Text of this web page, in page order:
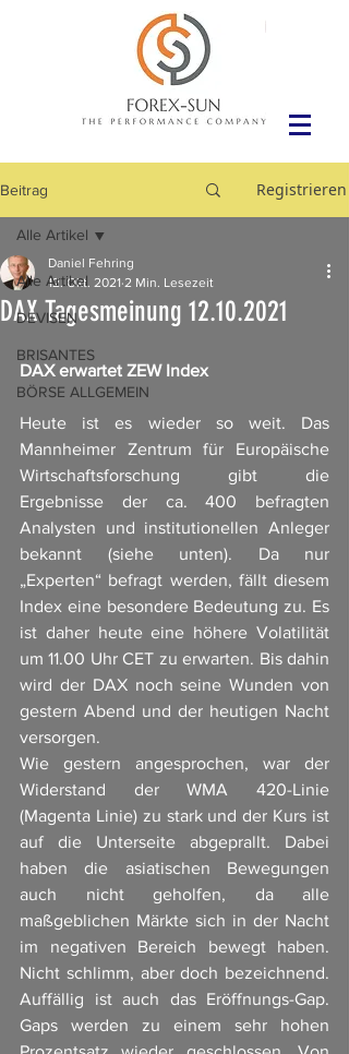
Beitrag Registrieren
Alle Artikel
DEVISEN
BRISANTES
BÖRSE ALLGEMEIN
Alle Artikel
DAX Tagesmeinung 12.10.2021
Daniel Fehring
12. Okt. 2021 2 Min. Lesezeit
DAX erwartet ZEW Index
Heute ist es wieder so weit. Das
Mannheimer Zentrum für Europäische
Wirtschaftsforschung gibt die
Ergebnisse der ca. 400 befragten
Analysten und institutionellen Anleger
bekannt (siehe unten). Da nur
„Experten“ befragt werden, fällt diesem
Index eine besondere Bedeutung zu. Es
ist daher heute eine höhere Volatilität
um 11.00 Uhr CET zu erwarten. Bis dahin
wird der DAX noch seine Wunden von
gestern Abend und der heutigen Nacht
versorgen.
Wie gestern angesprochen, war der
Widerstand der WMA 420-Linie
(Magenta Linie) zu stark und der Kurs ist
auf die Unterseite abgeprallt. Dabei
haben die asiatischen Bewegungen
auch nicht geholfen, da alle
maßgeblichen Märkte sich in der Nacht
im negativen Bereich bewegt haben.
Nicht schlimm, aber doch bezeichnend.
Auffällig ist auch das Eröffnungs-Gap.
Gaps werden zu einem sehr hohen